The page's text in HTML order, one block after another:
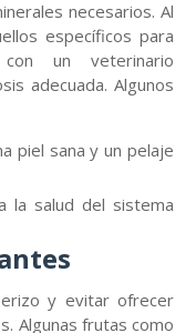
necesarios. Al
específicos para
un veterinario
adecuada. Algunos
piel sana y un pelaje
la salud del sistema
y evitar ofrecer
Algunas frutas como